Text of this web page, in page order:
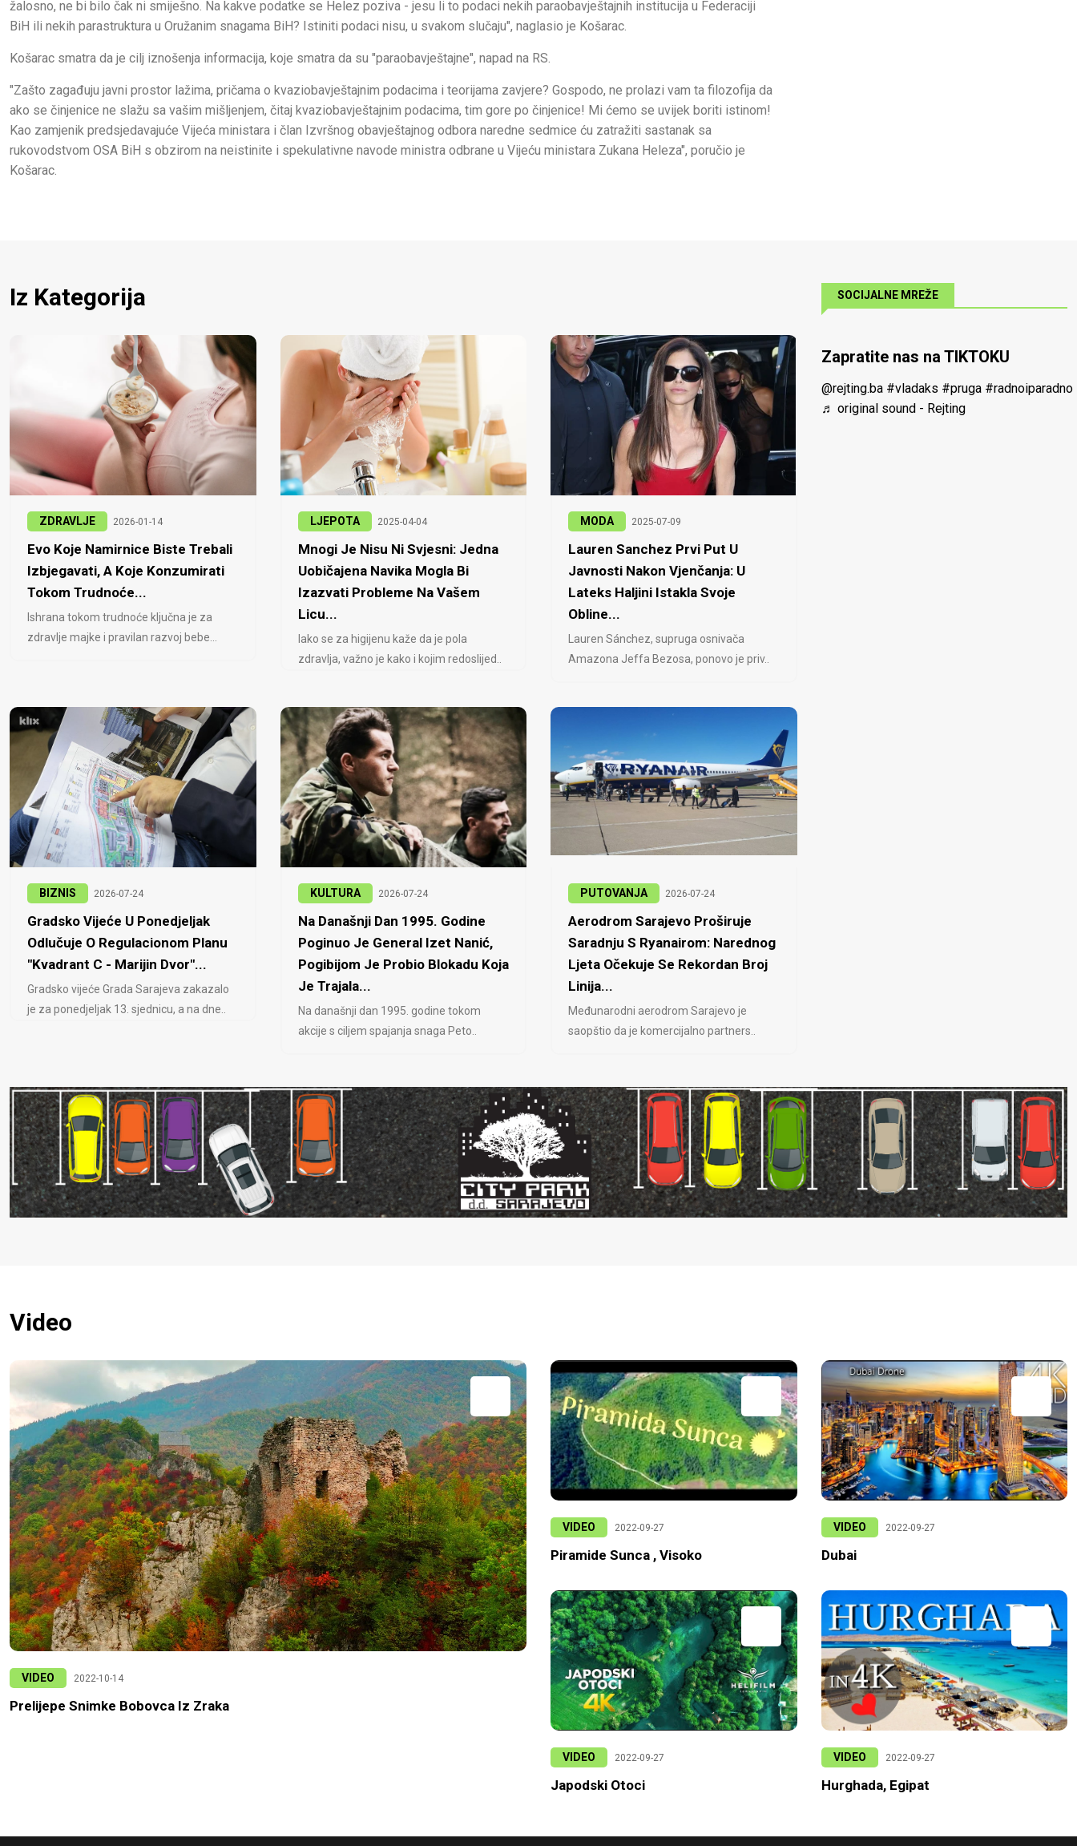
žalosno, ne bi bilo čak ni smiješno. Na kakve podatke se Helez poziva - jesu li to podaci nekih paraobavještajnih institucija u Federaciji
BiH ili nekih parastruktura u Oružanim snagama BiH? Istiniti podaci nisu, u svakom slučaju", naglasio je Košarac.
Košarac smatra da je cilj iznošenja informacija, koje smatra da su "paraobavještajne", napad na RS.
"Zašto zagađuju javni prostor lažima, pričama o kvaziobavještajnim podacima i teorijama zavjere? Gospodo, ne prolazi vam ta filozofija da
ako se činjenice ne slažu sa vašim mišljenjem, čitaj kvaziobavještajnim podacima, tim gore po činjenice! Mi ćemo se uvijek boriti istinom!
Kao zamjenik predsjedavajuće Vijeća ministara i član Izvršnog obavještajnog odbora naredne sedmice ću zatražiti sastanak sa
rukovodstvom OSA BiH s obzirom na neistinite i spekulativne navode ministra odbrane u Vijeću ministara Zukana Heleza", poručio je
Košarac.
Iz Kategorija
ZDRAVLJE 2026-01-14
Evo Koje Namirnice Biste Trebali
Izbjegavati, A Koje Konzumirati
Tokom Trudnoće...
Ishrana tokom trudnoće ključna je za
zdravlje majke i pravilan razvoj bebe...
LJEPOTA 2025-04-04
Mnogi Je Nisu Ni Svjesni: Jedna
Uobičajena Navika Mogla Bi
Izazvati Probleme Na Vašem
Licu...
Iako se za higijenu kaže da je pola
zdravlja, važno je kako i kojim redoslijed..
MODA 2025-07-09
Lauren Sanchez Prvi Put U
Javnosti Nakon Vjenčanja: U
Lateks Haljini Istakla Svoje
Obline...
Lauren Sánchez, supruga osnivača
Amazona Jeffa Bezosa, ponovo je priv..
BIZNIS 2026-07-24
Gradsko Vijeće U Ponedjeljak
Odlučuje O Regulacionom Planu
"Kvadrant C - Marijin Dvor"...
Gradsko vijeće Grada Sarajeva zakazalo
je za ponedjeljak 13. sjednicu, a na dne..
KULTURA 2026-07-24
Na Današnji Dan 1995. Godine
Poginuo Je General Izet Nanić,
Pogibijom Je Probio Blokadu Koja
Je Trajala...
Na današnji dan 1995. godine tokom
akcije s ciljem spajanja snaga Peto..
PUTOVANJA 2026-07-24
Aerodrom Sarajevo Proširuje
Saradnju S Ryanairom: Narednog
Ljeta Očekuje Se Rekordan Broj
Linija...
Međunarodni aerodrom Sarajevo je
saopštio da je komercijalno partners..
SOCIJALNE MREŽE
Zapratite nas na TIKTOKU
@rejting.ba #vladaks #pruga #radnoiparadno
♬ original sound - Rejting
Video
VIDEO 2022-10-14
Prelijepe Snimke Bobovca Iz Zraka
VIDEO 2022-09-27
Piramide Sunca , Visoko
VIDEO 2022-09-27
Japodski Otoci
VIDEO 2022-09-27
Dubai
VIDEO 2022-09-27
Hurghada, Egipat